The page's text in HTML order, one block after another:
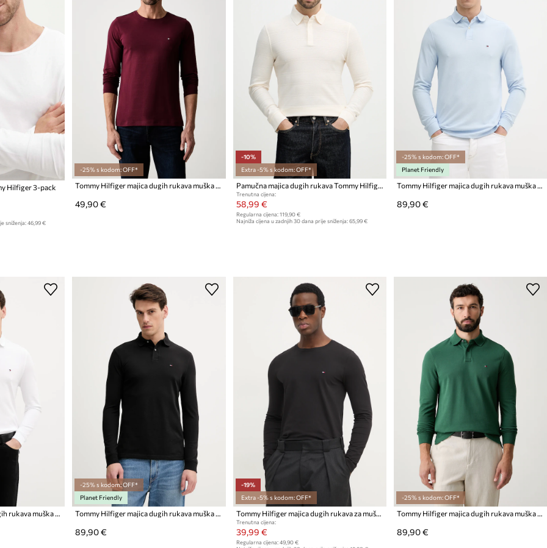
Hilfiger 3-pack
sniženja: 46,99 €
-25% s kodom: OFF*
Tommy Hilfiger majica dugih rukava muška pamučna
49,90 €
-10%
Extra -5% s kodom: OFF*
Pamučna majica dugih rukava Tommy Hilfiger
Trenutna cijena:
58,99 €
Regularna cijena: 119,90 €
Najniža cijena u zadnjih 30 dana prije sniženja: 65,99 €
-25% s kodom: OFF*
Planet Friendly
Tommy Hilfiger majica dugih rukava muška s pamukom
89,90 €
Tommy Hilfiger majica dugih rukava muška s pamukom
-25% s kodom: OFF*
Planet Friendly
Tommy Hilfiger majica dugih rukava muška s pamukom
89,90 €
-19%
Extra -5% s kodom: OFF*
Tommy Hilfiger majica dugih rukava za muškarce s pamukom
Trenutna cijena:
39,99 €
Regularna cijena: 49,90 €
-25% s kodom: OFF*
Tommy Hilfiger majica dugih rukava muška s pamukom
89,90 €